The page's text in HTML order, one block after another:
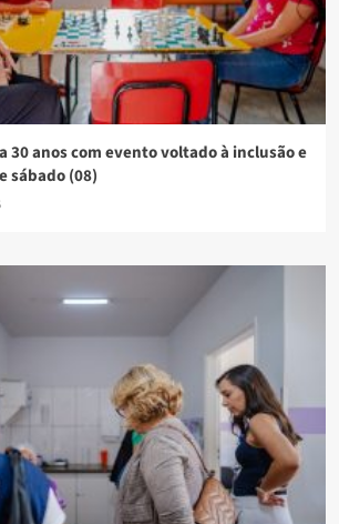
30 anos com evento voltado à inclusão e
sábado (08)